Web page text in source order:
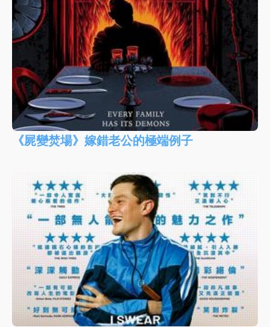
《屍變焚場》嫁錯老公的極端例子